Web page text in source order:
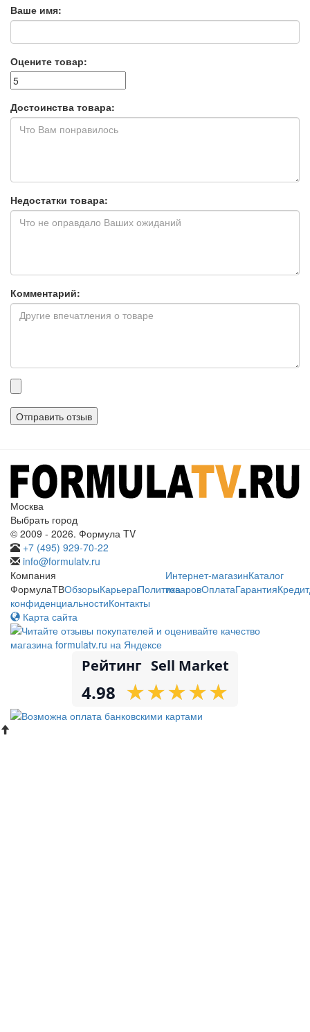
Ваше имя:
Оцените товар:
Достоинства товара:
Недостатки товара:
Комментарий:
Прикрепленные
Москва
Выбрать город
© 2009 - 2026. Формула TV
+7 (495) 929-70-22
info@formulatv.ru
Компания
ФормулаТВОбзорыКарьераПолитика
конфиденциальностиКонтакты
Интернет-магазинКаталог
товаровОплатаГарантияКредит
Карта сайта
Рейтинг Sell Market
4.98 ★
★★
★★
★★
★★
★